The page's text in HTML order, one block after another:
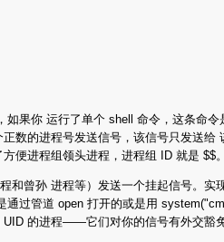
果你 运行了单个 shell 命令，这条
数的进程号发送信号，该信号只发送
便进程组领头进程，进程组 ID 就是 $$。
曾孙 进程等）发送一个挂起信号。
过管道 open 打开的或是用
的进程——它们对你的信号有外交豁免